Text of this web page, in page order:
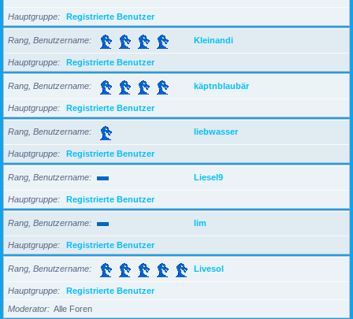
Hauptgruppe Registrierte Benutzer
Rang, Benutzername Kleinandi
Hauptgruppe Registrierte Benutzer
Rang, Benutzername käptnblaubär
Hauptgruppe Registrierte Benutzer
Rang, Benutzername liebwasser
Hauptgruppe Registrierte Benutzer
Rang, Benutzername Liesel9
Hauptgruppe Registrierte Benutzer
Rang, Benutzername lim
Hauptgruppe Registrierte Benutzer
Rang, Benutzername Livesol
Hauptgruppe
Registrierte Benutzer
Moderator
Alle Foren